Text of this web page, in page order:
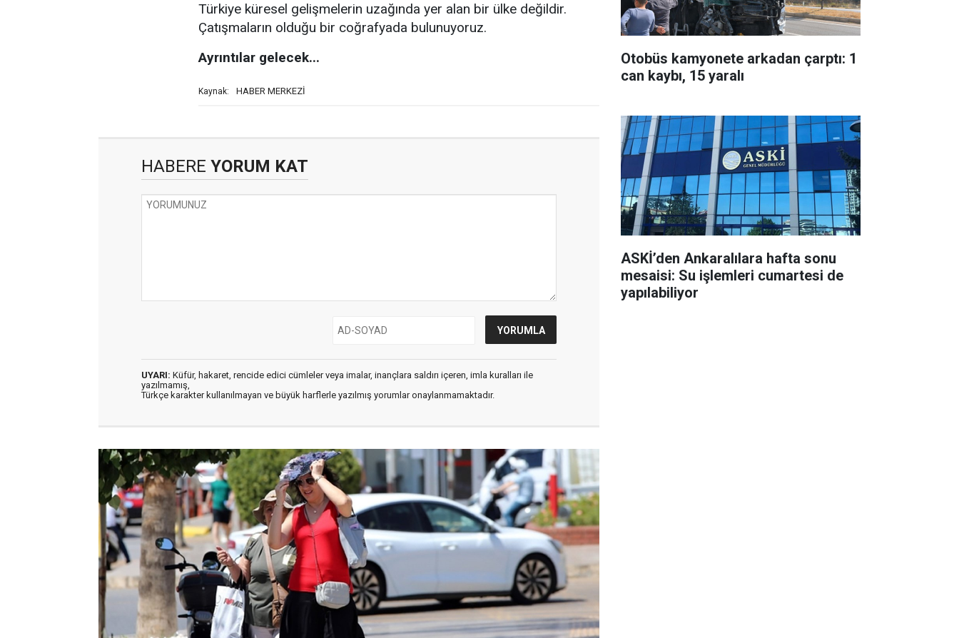
Türkiye küresel gelişmelerin uzağında yer alan bir ülke değildir.
Çatışmaların olduğu bir coğrafyada bulunuyoruz.
Ayrıntılar gelecek...
Kaynak: HABER MERKEZİ
HABERE YORUM KAT
UYARI: Küfür, hakaret, rencide edici cümleler veya imalar, inançlara saldırı içeren, imla kuralları ile
yazılmamış,
Türkçe karakter kullanılmayan ve büyük harflerle yazılmış yorumlar onaylanmamaktadır.
Otobüs kamyonete arkadan çarptı: 1
can kaybı, 15 yaralı
ASKİ’den Ankaralılara hafta sonu
mesaisi: Su işlemleri cumartesi de
yapılabiliyor